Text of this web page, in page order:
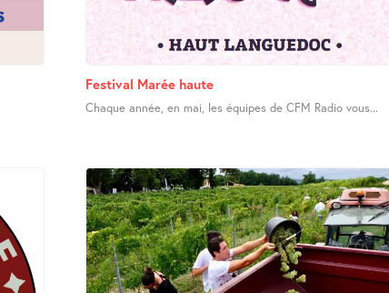
Festival Marée haute
Chaque année, en mai, les équipes de CFM Radio vous...